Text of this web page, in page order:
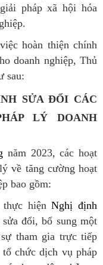
pháp xã hội hóa
hoàn thiện chính
doanh nghiệp, Thủ
sau:
SỬA ĐỔI CÁC
LÝ DOANH
năm 2023, các hoạt
về tăng cường hoạt
bao gồm:
thực hiệnNghị định
đổi, bổ sung một
tham gia trực tiếp
chức dịch vụ pháp